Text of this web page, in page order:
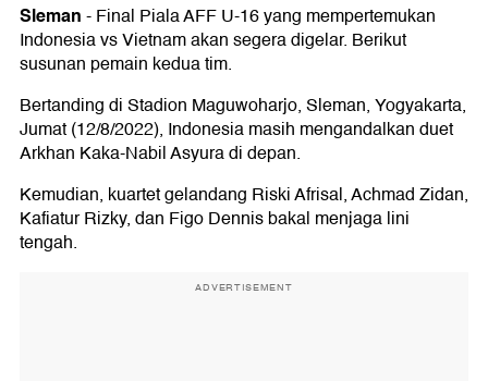
Sleman-Final Piala AFF U-16 yang mempertemukan
Indonesia vs Vietnam akan segera digelar. Berikut
susunan pemain kedua tim.
Bertanding di Stadion Maguwoharjo, Sleman, Yogyakarta,
Jumat (12/8/2022), Indonesia masih mengandalkan duet
Arkhan Kaka-Nabil Asyura di depan.
Kemudian, kuartet gelandang Riski Afrisal, Achmad Zidan,
Kafiatur Rizky, dan Figo Dennis bakal menjaga lini
tengah.
ADVERTISEMENT